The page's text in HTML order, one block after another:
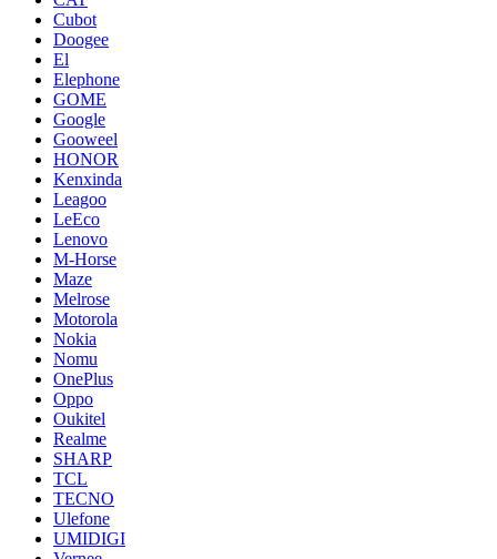
Cubot
Doogee
El
Elephone
GOME
Google
Gooweel
HONOR
Kenxinda
Leagoo
LeEco
Lenovo
M-Horse
Maze
Melrose
Motorola
Nokia
Nomu
OnePlus
Oppo
Oukitel
Realme
SHARP
TCL
TECNO
Ulefone
UMIDIGI